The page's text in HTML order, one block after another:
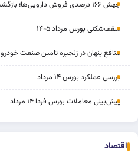
جهش ۱۶۶ درصدی فروش دارویی‌ها؛ بازگشت سودآوری به صنعت درمان
سقف‌شکنی بورس مرداد ۱۴۰۵
منافع پنهان در زنجیره تامین صنعت خودرو
بررسی عملکرد بورس ۱۴ مرداد
پیش‌بینی معاملات بورس فردا ۱۴ مرداد
اقتصاد